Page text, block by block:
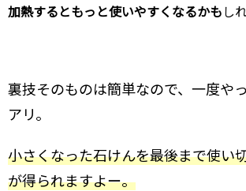
加熱するともっと使いやすくなるかもし
裏技そのものは簡単なので、一度や
アリ。
小さくなった石けんを最後まで使い
が得られますよー。